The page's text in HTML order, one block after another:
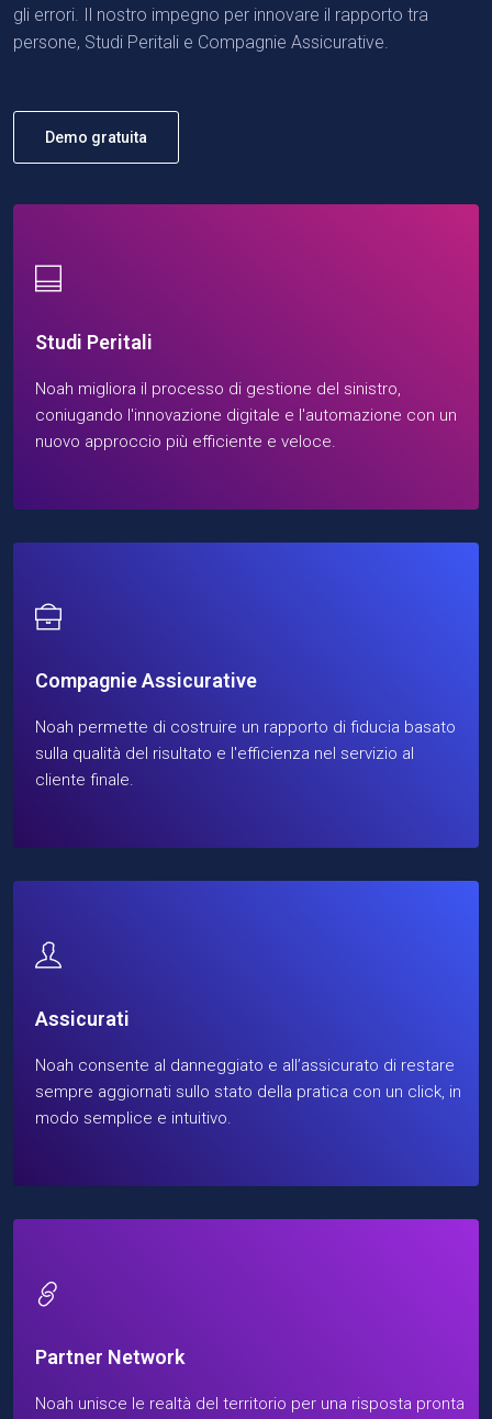
gli errori. Il nostro impegno per innovare il rapporto tra
persone, Studi Peritali e Compagnie Assicurative.
Demo gratuita
Studi Peritali
Noah migliora il processo di gestione del sinistro,
coniugando l'innovazione digitale e l'automazione con un
nuovo approccio più efficiente e veloce.
Compagnie Assicurative
Noah permette di costruire un rapporto di fiducia basato
sulla qualità del risultato e l'efficienza nel servizio al
cliente finale.
Assicurati
Noah consente al danneggiato e all’assicurato di restare
sempre aggiornati sullo stato della pratica con un click, in
modo semplice e intuitivo.
Partner Network
Noah unisce le realtà del territorio per una risposta pronta